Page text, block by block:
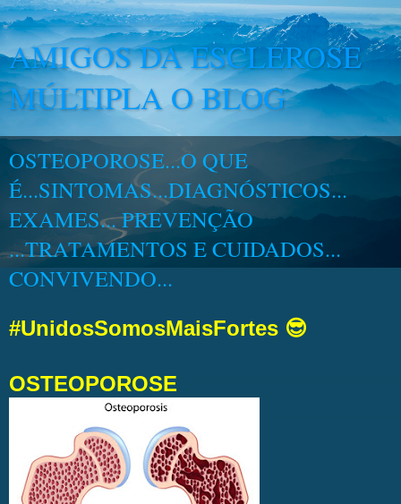
AMIGOS DA ESCLEROSE
MÚLTIPLA O BLOG
OSTEOPOROSE...O QUE
É...SINTOMAS...DIAGNÓSTICOS...
EXAMES... PREVENÇÃO
...TRATAMENTOS E CUIDADOS...
CONVIVENDO...
#UnidosSomosMaisFortes 😎
OSTEOPOROSE